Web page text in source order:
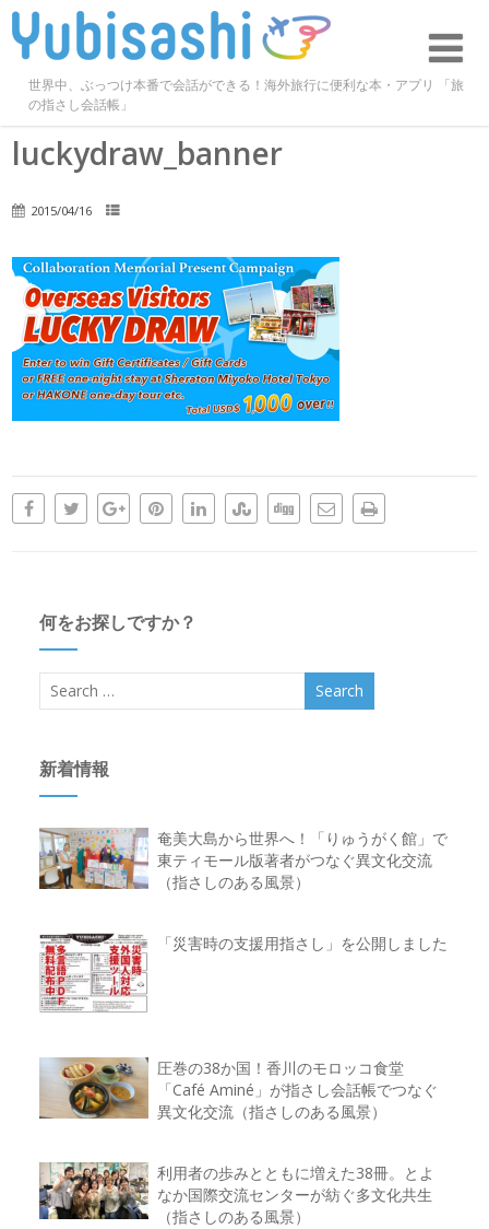
世界中、ぶっつけ本番で会話ができる！海外旅行に便利な本・アプリ 「旅
の指さし会話帳」
luckydraw_banner
2015/04/16
何をお探しですか？
新着情報
奄美大島から世界へ！「りゅうがく館」で
東ティモール版著者がつなぐ異文化交流
（指さしのある風景）
「災害時の支援用指さし」を公開しました
圧巻の38か国！香川のモロッコ食堂
「Café Aminé」が指さし会話帳でつなぐ
異文化交流（指さしのある風景）
利用者の歩みとともに増えた38冊。とよ
なか国際交流センターが紡ぐ多文化共生
（指さしのある風景）